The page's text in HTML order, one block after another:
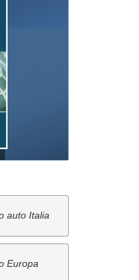
auto Italia
Europa